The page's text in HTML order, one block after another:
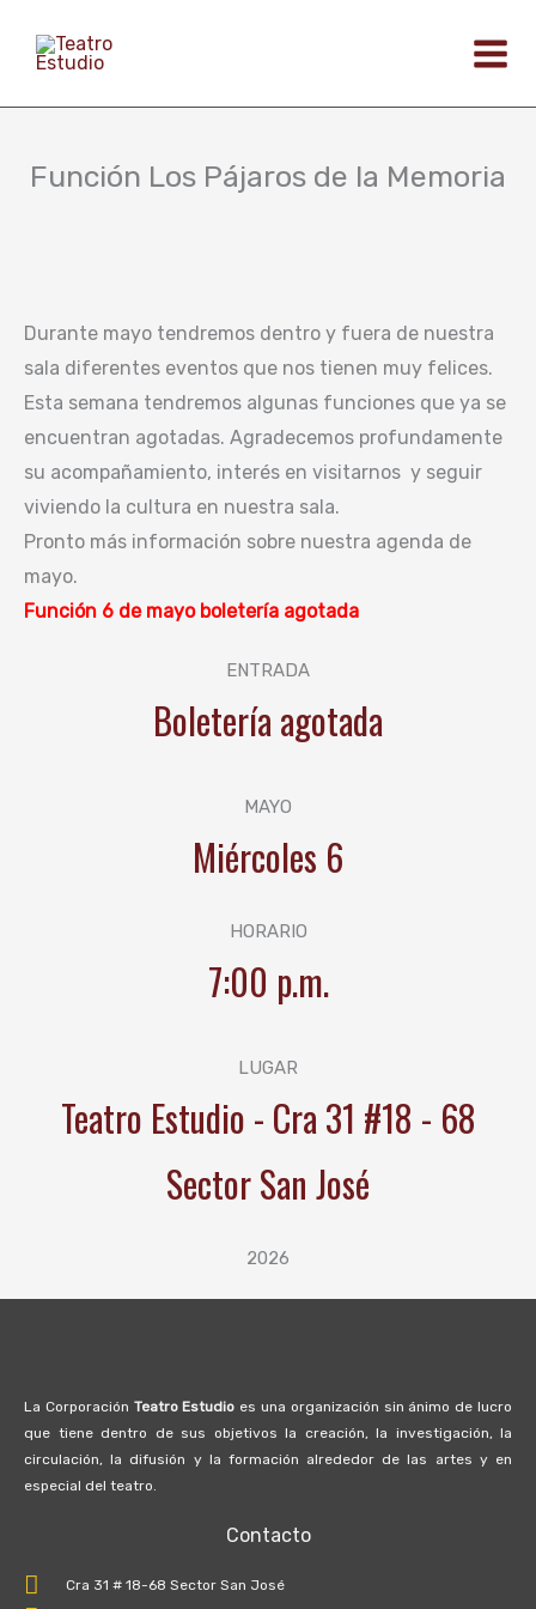
Función Los Pájaros de la Memoria
Durante mayo tendremos dentro y fuera de nuestra
sala diferentes eventos que nos tienen muy felices.
Esta semana tendremos algunas funciones que ya se
encuentran agotadas. Agradecemos profundamente
su acompañamiento, interés en visitarnos y seguir
viviendo la cultura en nuestra sala.
Pronto más información sobre nuestra agenda de
mayo.
Función 6 de mayo boletería agotada
ENTRADA
Boletería agotada
MAYO
Miércoles 6
HORARIO
7:00 p.m.
LUGAR
Teatro Estudio - Cra 31 #18 - 68
Sector San José
2026
La Corporación Teatro Estudio es una organización sin ánimo de lucro
que tiene dentro de sus objetivos la creación, la investigación, la
circulación, la difusión y la formación alrededor de las artes y en
especial del teatro.
Contacto
Cra 31 # 18-68 Sector San José